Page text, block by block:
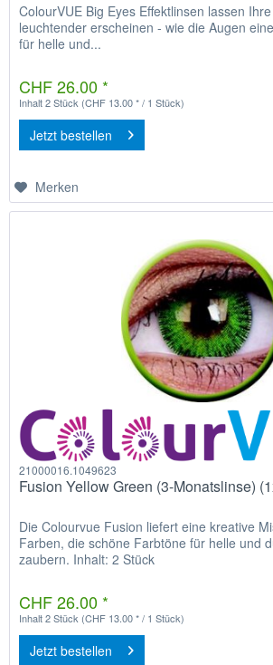
ColourVUE Big Eyes Effektlinsen lassen
leuchtender erscheinen - wie die Augen
für helle und...
CHF 26.00 *
Inhalt2 Stück (CHF 13.00 * / 1 Stück)
Jetzt bestellen
Merken
21000016.1049623
Fusion Yellow Green (3-Monatslinse)
Die Colourvue Fusion liefert eine kreative
Farben, die schöne Farbtöne für helle und
zaubern. Inhalt: 2 Stück
CHF 26.00 *
Inhalt2 Stück (CHF 13.00 * / 1 Stück)
Jetzt bestellen